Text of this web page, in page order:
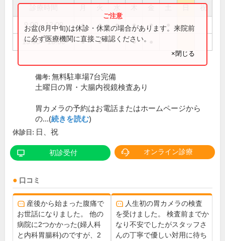
祝
9:00～12:00 ● ● ● ● ●
15:00～18:00 ● ● ●
お盆(8月中旬)は休診・休業の場合があります。来院前
に必ず医療機関に直接ご確認ください。
×閉じる
備考: 無料駐車場7台完備
土曜日の胃・大腸内視鏡検査あり
胃カメラの予約はお電話またはホームページから
の...(続きを読む)
休診日: 日、祝
初診受付 オンライン診療
口コミ
産後から始まった腹痛で
お世話になりました。 他の
病院に2つかかった(婦人科
と内科胃腸科)のですが、2
人生初の胃カメラの検査
を受けました。 検査前までか
なり不安でしたがスタッフさ
んの丁寧で優しい対用に待ち